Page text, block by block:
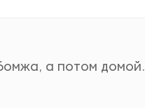
а потом домой.